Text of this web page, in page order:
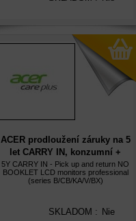
ACER prodloužení záruky na 5
let CARRY IN, konzumní +
profesionální monitory, (ne pro
herní), elektronicky
5Y CARRY IN - Pick up and return NO
BOOKLET LCD monitors professional
(series B/CB/KA/V/BX)
SKLADOM : Nie